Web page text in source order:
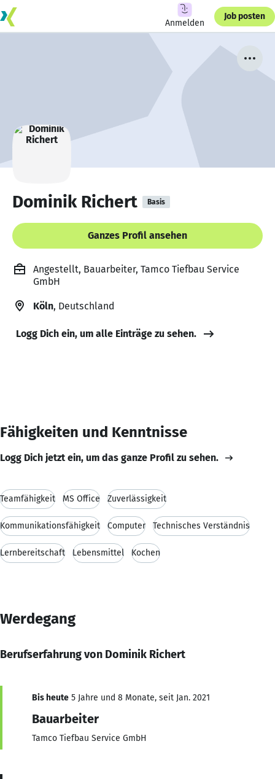
Anmelden
Job posten
Dominik Richert Basis
Ganzes Profil ansehen
Angestellt, Bauarbeiter, Tamco Tiefbau Service
GmbH
Köln, Deutschland
Logg Dich ein, um alle Einträge zu sehen.
Fähigkeiten und Kenntnisse
Logg Dich jetzt ein, um das ganze Profil zu sehen.
Teamfähigkeit MS Office Zuverlässigkeit
Kommunikationsfähigkeit Computer Technisches Verständnis
Lernbereitschaft Lebensmittel Kochen
Werdegang
Berufserfahrung von Dominik Richert
Bis heute 5 Jahre und 8 Monate, seit Jan. 2021
Bauarbeiter
Tamco Tiefbau Service GmbH